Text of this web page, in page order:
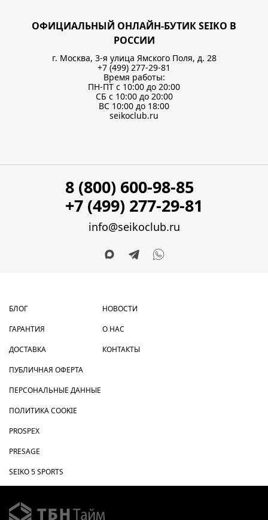
ОФИЦИАЛЬНЫЙ ОНЛАЙН-БУТИК SEIKO В
РОССИИ
г. Москва, 3-я улица Ямского Поля, д. 28
+7 (499) 277-29-81
Время работы:
ПН-ПТ с 10:00 до 20:00
СБ с 10:00 до 20:00
ВС 10:00 до 18:00
seikoclub.ru
8 (800) 600-98-85
+7 (499) 277-29-81
info@seikoclub.ru
БЛОГ
ГАРАНТИЯ
ДОСТАВКА
НОВОСТИ
О НАС
КОНТАКТЫ
ПУБЛИЧНАЯ ОФЕРТА
ПЕРСОНАЛЬНЫЕ ДАННЫЕ
ПОЛИТИКА COOKIE
PROSPEX
PRESAGE
SEIKO 5 SPORTS